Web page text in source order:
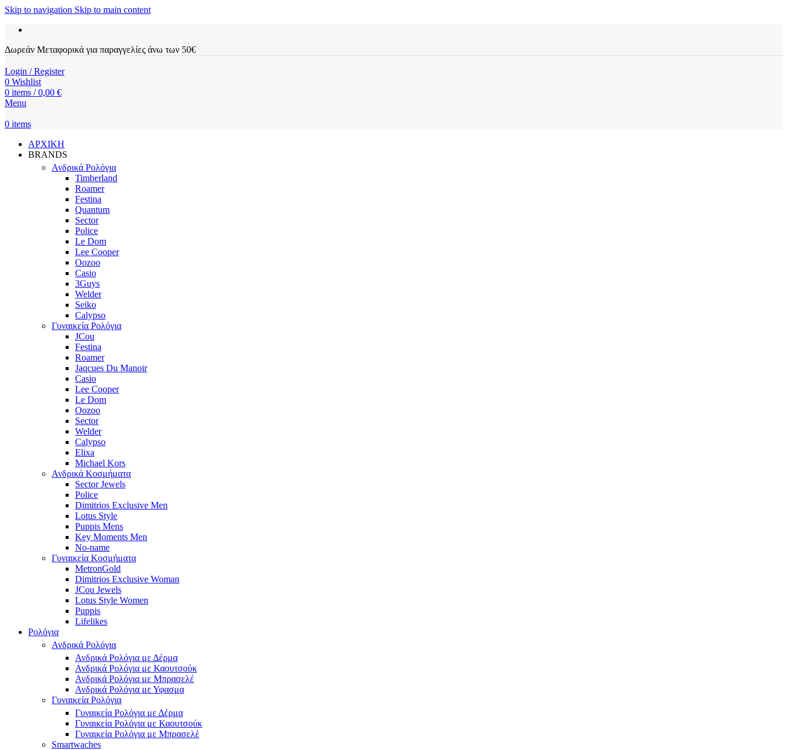
Skip to navigation Skip to main content
Δωρεάν Μεταφορικά για παραγγελίες άνω των 50€
Login / Register
0 Wishlist
0 items / 0,00 €
Menu
0 items
ΑΡΧΙΚΗ
BRANDS
Ανδρικά Ρολόγια
Timberland
Roamer
Festina
Quantum
Sector
Police
Le Dom
Lee Cooper
Oozoo
Casio
3Guys
Welder
Seiko
Calypso
Γυναικεία Ρολόγια
JCou
Festina
Roamer
Jaqcues Du Manoir
Casio
Lee Cooper
Le Dom
Oozoo
Sector
Welder
Calypso
Elixa
Michael Kors
Ανδρικά Κοσμήματα
Sector Jewels
Police
Dimitrios Exclusive Men
Lotus Style
Puppis Mens
Key Moments Men
No-name
Γυναικεία Κοσμήματα
MetronGold
Dimitrios Exclusive Woman
JCou Jewels
Lotus Style Women
Puppis
Lifelikes
Ρολόγια
Ανδρικά Ρολόγια
Ανδρικά Ρολόγια με Δέρμα
Ανδρικά Ρολόγια με Καουτσούκ
Ανδρικά Ρολόγια με Μπρασελέ
Ανδρικά Ρολόγια με Υφασμα
Γυναικεία Ρολόγια
Γυναικεία Ρολόγια με Δέρμα
Γυναικεία Ρολόγια με Καουτσούκ
Γυναικεία Ρολόγια με Μπρασελέ
Smartwaches